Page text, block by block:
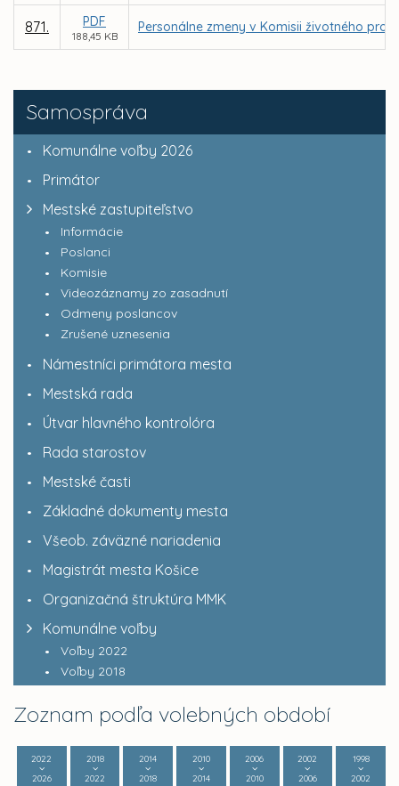
Samospráva
Komunálne voľby 2026
Primátor
Mestské zastupiteľstvo
Informácie
Poslanci
Komisie
Videozáznamy zo zasadnutí
Odmeny poslancov
Zrušené uznesenia
Námestníci primátora mesta
Mestská rada
Útvar hlavného kontrolóra
Rada starostov
Mestské časti
Základné dokumenty mesta
Všeob. záväzné nariadenia
Magistrát mesta Košice
Organizačná štruktúra MMK
Komunálne voľby
Voľby 2022
Voľby 2018
Zoznam podľa volebných období
2022
2026
2018
2022
2014
2018
2010
2014
2006
2010
2002
2006
1998
2002
871. PDF
188,45 KB
Personálne zmeny v Komisii životného